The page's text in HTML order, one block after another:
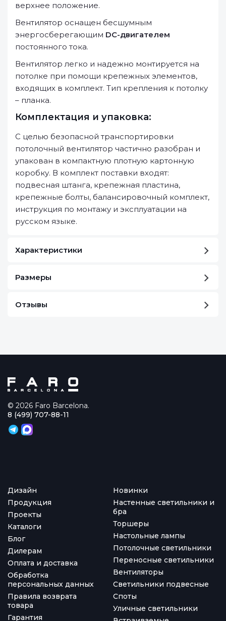
верхнее положение.
Вентилятор оснащен бесшумным
энергосберегающим DC-двигателем
постоянного тока.
Вентилятор легко и надежно монтируется на
потолке при помощи крепежных элементов,
входящих в комплект. Тип крепления к потолку
– планка.
Комплектация и упаковка:
С целью безопасной транспортировки
потолочный вентилятор частично разобран и
упакован в компактную плотную картонную
коробку. В комплект поставки входят:
подвесная штанга, крепежная пластина,
крепежные болты, балансировочный комплект,
инструкция по монтажу и эксплуатации на
русском языке.
Характеристики
Размеры
Отзывы
© 2026 Faro Barcelona.
Дизайн
Продукция
Проекты
Каталоги
Блог
Дилерам
Оплата и доставка
Обработка
персональных данных
Правила возврата
товара
Гарантия
Новинки
Настенные светильники и
бра
Торшеры
Настольные лампы
Потолочные светильники
Переносные светильники
Вентиляторы
Светильники подвесные
Споты
Уличные светильники
8 (499) 707-88-11